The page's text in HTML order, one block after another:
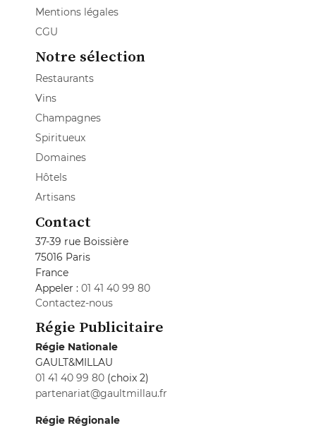
Mentions légales
CGU
Notre sélection
Restaurants
Vins
Champagnes
Spiritueux
Domaines
Hôtels
Artisans
Contact
37-39 rue Boissière
75016 Paris
France
Appeler : 01 41 40 99 80
Contactez-nous
Régie Publicitaire
Régie Nationale
GAULT&MILLAU
01 41 40 99 80 (choix 2)
partenariat@gaultmillau.fr
Régie Régionale